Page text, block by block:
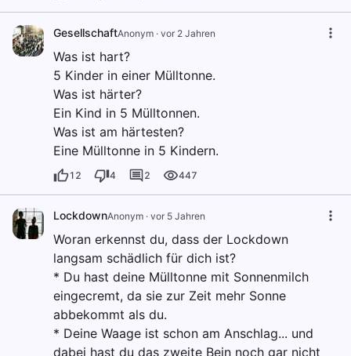
GesellschaftAnonym · vor 2 Jahren
Was ist hart?
5 Kinder in einer Mülltonne.
Was ist härter?
Ein Kind in 5 Mülltonnen.
Was ist am härtesten?
Eine Mülltonne in 5 Kindern.
12 4 2 447
LockdownAnonym · vor 5 Jahren
Woran erkennst du, dass der Lockdown
langsam schädlich für dich ist?
* Du hast deine Mülltonne mit Sonnenmilch
eingecremt, da sie zur Zeit mehr Sonne
abbekommt als du.
* Deine Waage ist schon am Anschlag... und
dabei hast du das zweite Bein noch gar nicht